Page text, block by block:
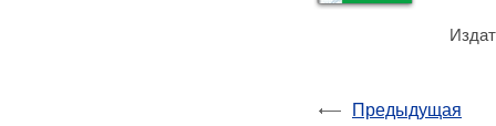
Предыдущая